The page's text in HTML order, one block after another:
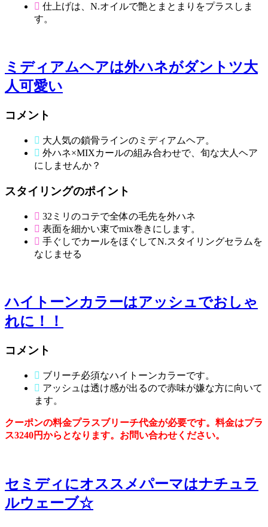
仕上げは、N.オイルで艶とまとまりをプラスしま
す。
ミディアムヘアは外ハネがダントツ大
人可愛い
コメント
大人気の鎖骨ラインのミディアムヘア。
外ハネ×MIXカールの組み合わせで、旬な大人ヘア
にしませんか？
スタイリングのポイント
32ミリのコテで全体の毛先を外ハネ
表面を細かい束でmix巻きにします。
手ぐしでカールをほぐしてN.スタイリングセラムを
なじませる
ハイトーンカラーはアッシュでおしゃ
れに！！
コメント
ブリーチ必須なハイトーンカラーです。
アッシュは透け感が出るので赤味が嫌な方に向いて
ます。
クーポンの料金プラスブリーチ代金が必要です。料金はプラ
ス3240円からとなります。お問い合わせください。
セミディにオススメパーマはナチュラ
ルウェーブ☆